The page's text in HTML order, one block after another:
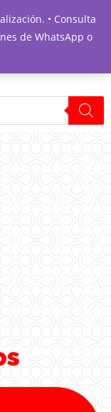
• Consulta
de WhatsApp o